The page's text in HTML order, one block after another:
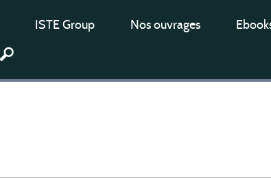
ISTE Group Nos ouvrages